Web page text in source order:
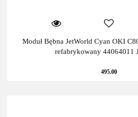
Moduł Bębna JetWorld Cyan OKI
refabrykowany 44064011
495.00